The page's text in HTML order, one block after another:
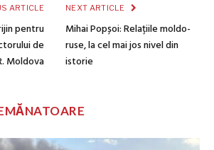
ARTICLE
pentru
de
Moldova
NEXT ARTICLE
Mihai Popșoi: Relațiile moldo-
ruse, la cel mai jos nivel din
istorie